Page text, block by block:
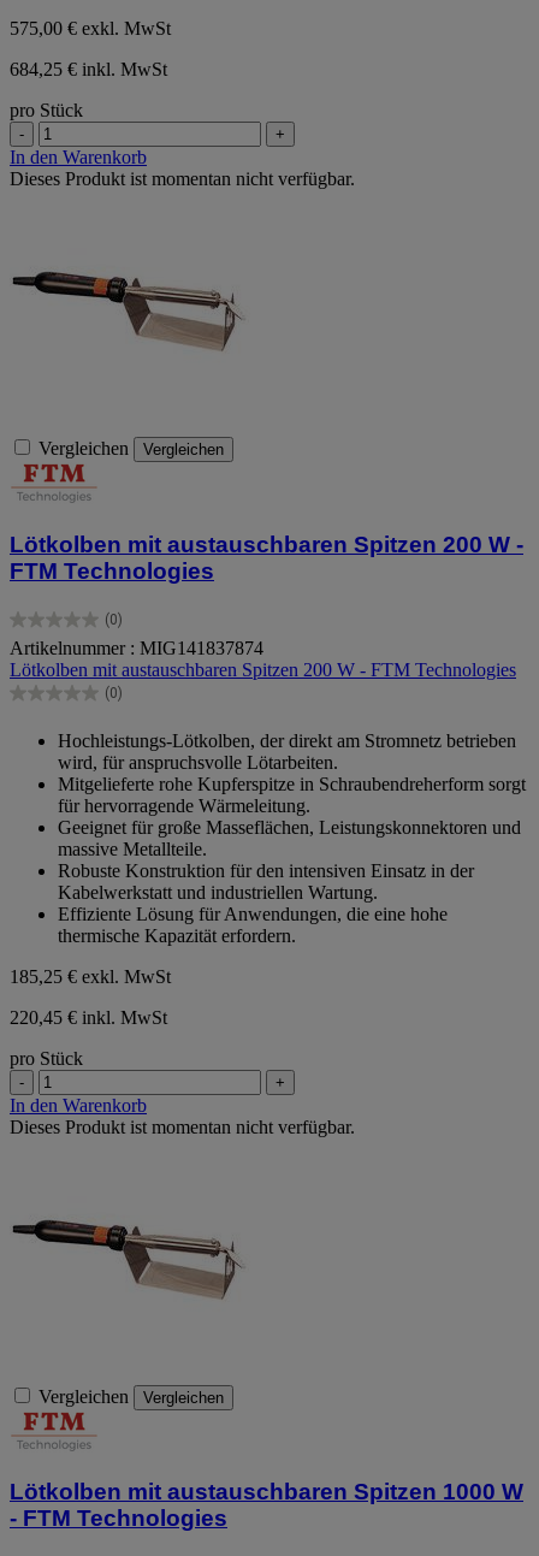
575,00 € exkl. MwSt
684,25 € inkl. MwSt
pro Stück
- +
In den Warenkorb
Dieses Produkt ist momentan nicht verfügbar.
Vergleichen Vergleichen
Lötkolben mit austauschbaren Spitzen 200 W -
FTM Technologies
(0)
0.0
von
5
Sternen.
Artikelnummer : MIG141837874
Lötkolben mit austauschbaren Spitzen 200 W - FTM Technologies
(0)
0.0
Sternen.
Hochleistungs-Lötkolben, der direkt am Stromnetz betrieben
wird, für anspruchsvolle Lötarbeiten.
Mitgelieferte rohe Kupferspitze in Schraubendreherform sorgt
für hervorragende Wärmeleitung.
Geeignet für große Masseflächen, Leistungskonnektoren und
massive Metallteile.
Robuste Konstruktion für den intensiven Einsatz in der
Kabelwerkstatt und industriellen Wartung.
Effiziente Lösung für Anwendungen, die eine hohe
thermische Kapazität erfordern.
185,25 € exkl. MwSt
220,45 € inkl. MwSt
pro Stück
- +
In den Warenkorb
Dieses Produkt ist momentan nicht verfügbar.
Vergleichen Vergleichen
Lötkolben mit austauschbaren Spitzen 1000 W
- FTM Technologies